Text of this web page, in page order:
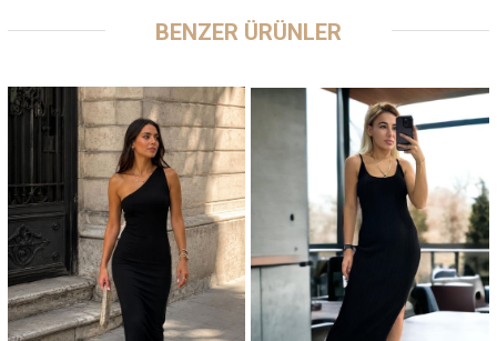
BENZER ÜRÜNLER